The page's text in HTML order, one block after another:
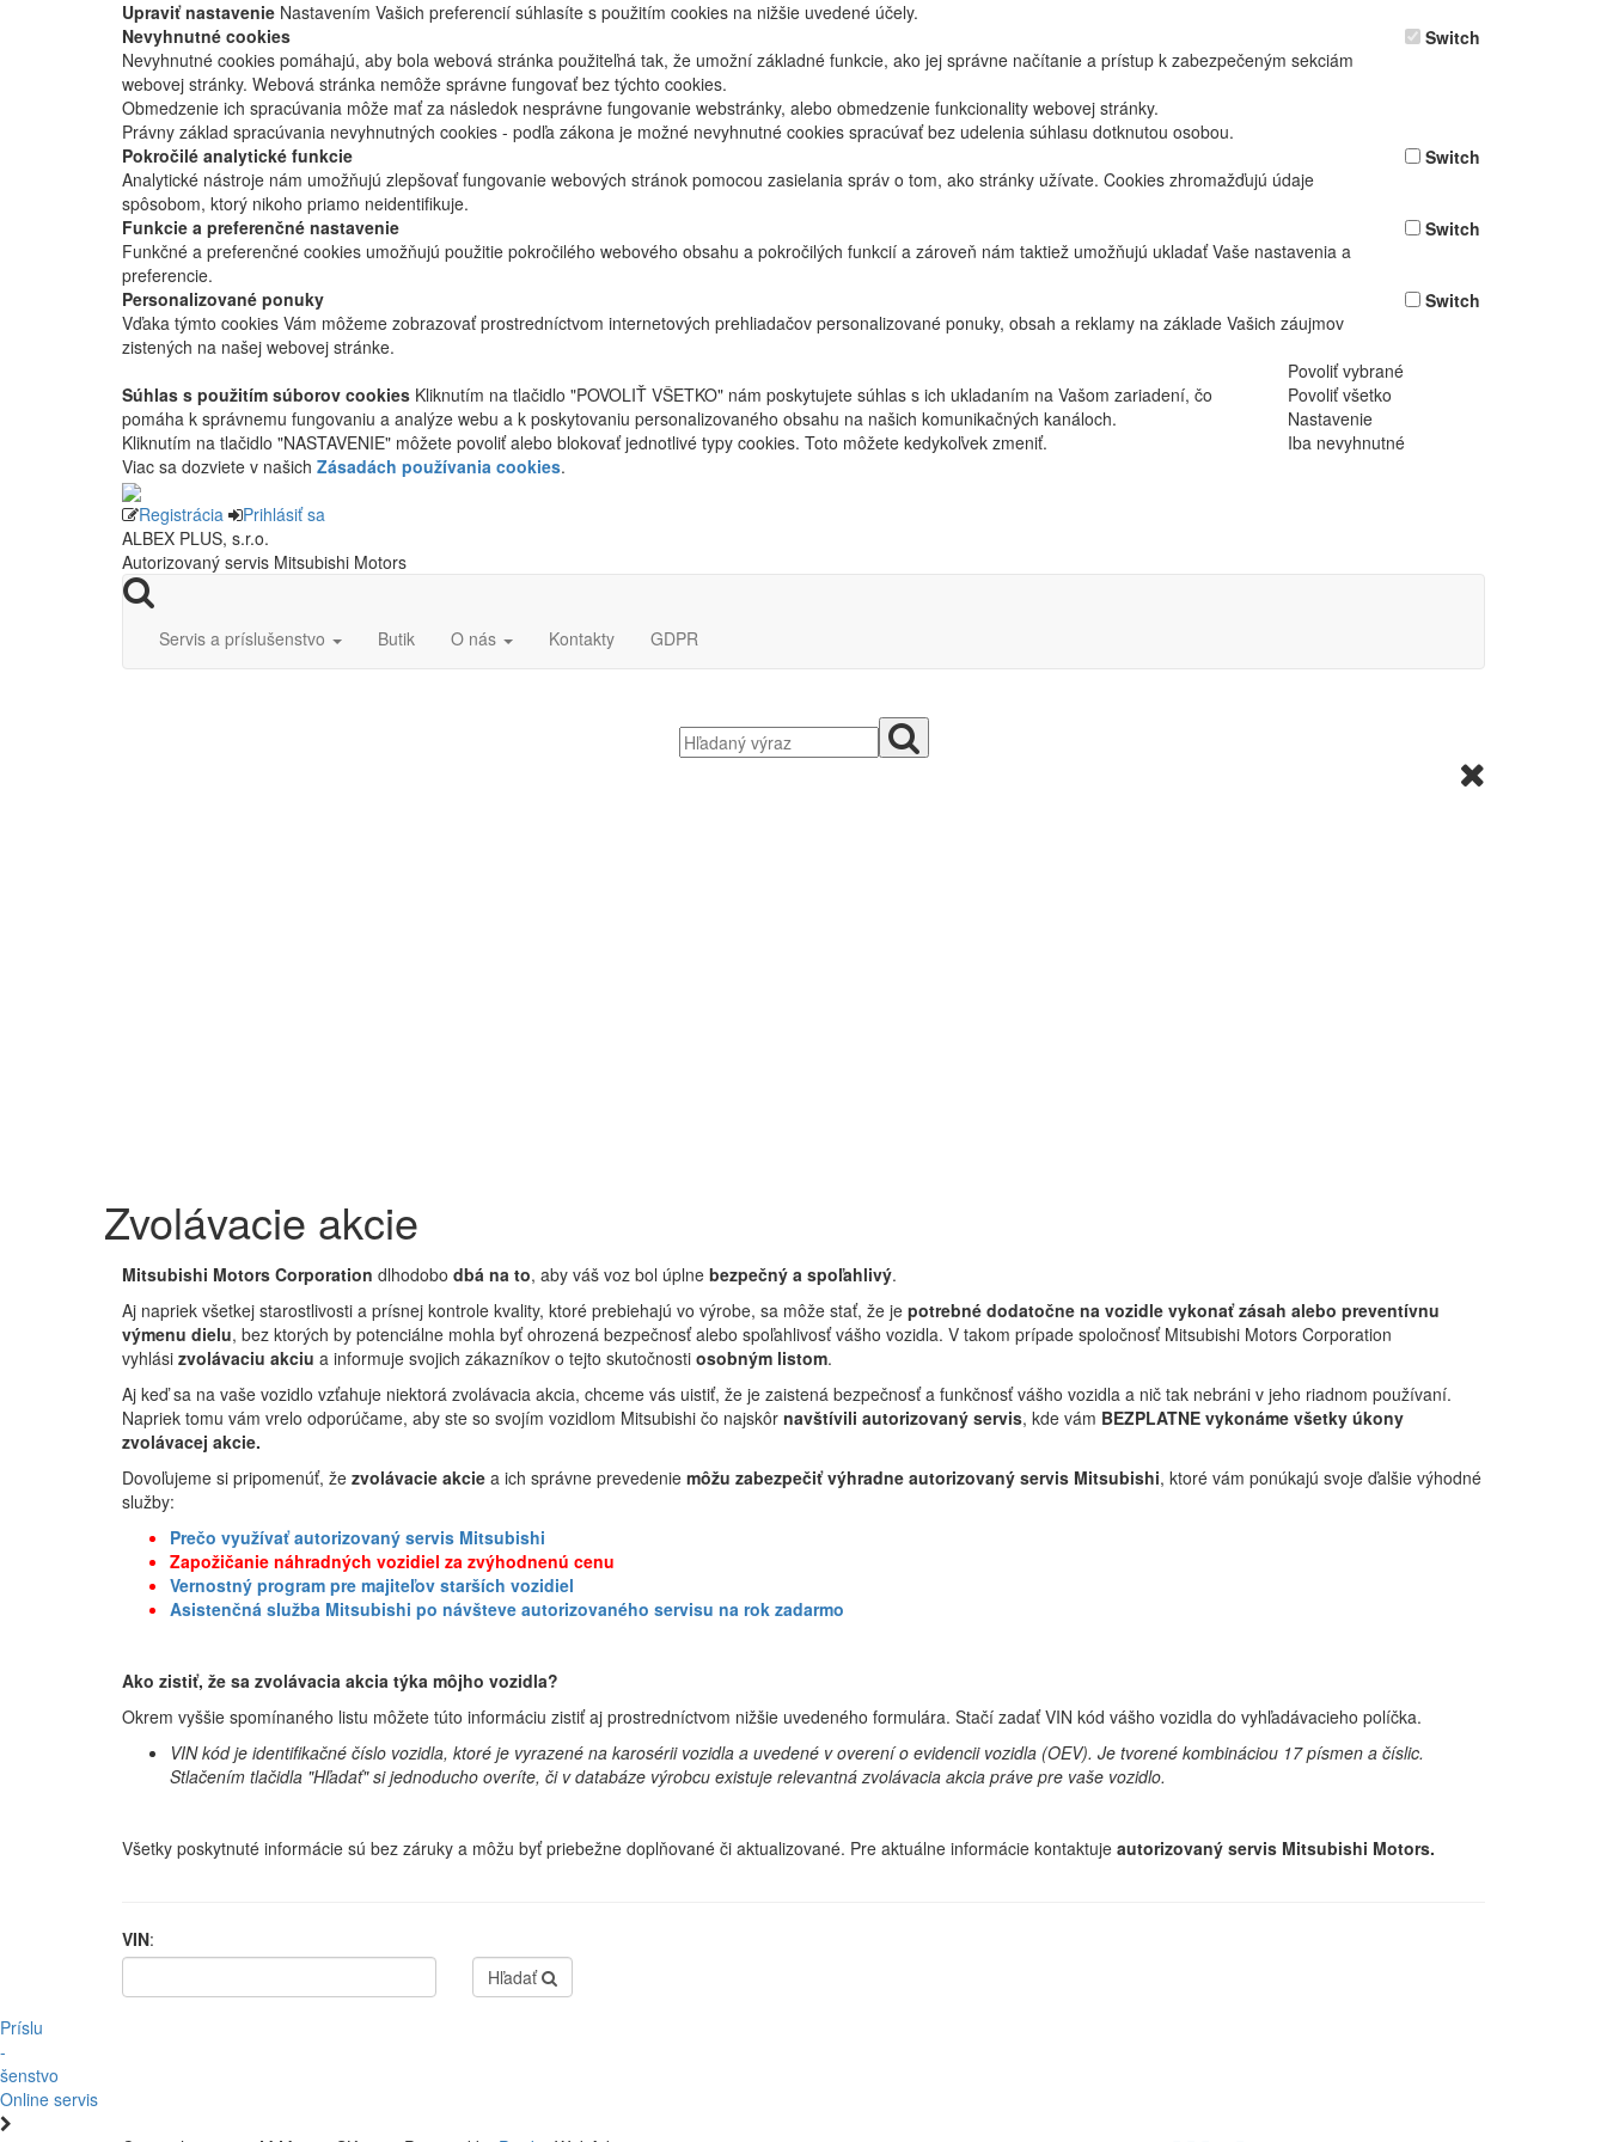
Upraviť nastavenie Nastavením Vašich preferencií súhlasíte s použitím cookies na nižšie uvedené účely.
Nevyhnutné cookies
Nevyhnutné cookies pomáhajú, aby bola webová stránka použiteľná tak, že umožní základné funkcie, ako jej správne načítanie a prístup k zabezpečeným sekciám
webovej stránky. Webová stránka nemôže správne fungovať bez týchto cookies.
Obmedzenie ich spracúvania môže mať za následok nesprávne fungovanie webstránky, alebo obmedzenie funkcionality webovej stránky.
Právny základ spracúvania nevyhnutných cookies - podľa zákona je možné nevyhnutné cookies spracúvať bez udelenia súhlasu dotknutou osobou.
Switch
Pokročilé analytické funkcie
Analytické nástroje nám umožňujú zlepšovať fungovanie webových stránok pomocou zasielania správ o tom, ako stránky užívate. Cookies zhromažďujú údaje
spôsobom, ktorý nikoho priamo neidentifikuje.
Switch
Funkcie a preferenčné nastavenie
Funkčné a preferenčné cookies umožňujú použitie pokročilého webového obsahu a pokročilých funkcií a zároveň nám taktiež umožňujú ukladať Vaše nastavenia a
preferencie.
Switch
Personalizované ponuky
Vďaka týmto cookies Vám môžeme zobrazovať prostredníctvom internetových prehliadačov personalizované ponuky, obsah a reklamy na základe Vašich záujmov
zistených na našej webovej stránke.
Switch
Povoliť vybrané
Súhlas s použitím súborov cookies Kliknutím na tlačidlo "POVOLIŤ VŠETKO" nám poskytujete súhlas s ich ukladaním na Vašom zariadení, čo
pomáha k správnemu fungovaniu a analýze webu a k poskytovaniu personalizovaného obsahu na našich komunikačných kanáloch.
Kliknutím na tlačidlo "NASTAVENIE" môžete povoliť alebo blokovať jednotlivé typy cookies. Toto môžete kedykoľvek zmeniť.
Viac sa dozviete v našich Zásadách používania cookies.
Povoliť všetko
Nastavenie
Iba nevyhnutné
Registrácia
Prihlásiť sa
ALBEX PLUS, s.r.o.
Autorizovaný servis Mitsubishi Motors
Servis a príslušenstvo Butik O nás Kontakty GDPR
Zvolávacie akcie
Mitsubishi Motors Corporation dlhodobo dbá na to, aby váš voz bol úplne bezpečný a spoľahlivý.
Aj napriek všetkej starostlivosti a prísnej kontrole kvality, ktoré prebiehajú vo výrobe, sa môže stať, že je potrebné dodatočne na vozidle vykonať zásah alebo preventívnu
výmenu dielu, bez ktorých by potenciálne mohla byť ohrozená bezpečnosť alebo spoľahlivosť vášho vozidla. V takom prípade spoločnosť Mitsubishi Motors Corporation
vyhlási zvolávaciu akciu a informuje svojich zákazníkov o tejto skutočnosti osobným listom.
Aj keď sa na vaše vozidlo vzťahuje niektorá zvolávacia akcia, chceme vás uistiť, že je zaistená bezpečnosť a funkčnosť vášho vozidla a nič tak nebráni v jeho riadnom používaní.
Napriek tomu vám vrelo odporúčame, aby ste so svojím vozidlom Mitsubishi čo najskôr navštívili autorizovaný servis, kde vám BEZPLATNE vykonáme všetky úkony
zvolávacej akcie.
Dovoľujeme si pripomenúť, že zvolávacie akcie a ich správne prevedenie môžu zabezpečiť výhradne autorizovaný servis Mitsubishi, ktoré vám ponúkajú svoje ďalšie výhodné
služby:
Prečo využívať autorizovaný servis Mitsubishi
Zapožičanie náhradných vozidiel za zvýhodnenú cenu
Vernostný program pre majiteľov starších vozidiel
Asistenčná služba Mitsubishi po návšteve autorizovaného servisu na rok zadarmo
Ako zistiť, že sa zvolávacia akcia týka môjho vozidla?
Okrem vyššie spomínaného listu môžete túto informáciu zistiť aj prostredníctvom nižšie uvedeného formulára. Stačí zadať VIN kód vášho vozidla do vyhľadávacieho políčka.
VIN kód je identifikačné číslo vozidla, ktoré je vyrazené na karosérii vozidla a uvedené v overení o evidencii vozidla (OEV). Je tvorené kombináciou 17 písmen a číslic.
Stlačením tlačidla "Hľadať" si jednoducho overíte, či v databáze výrobcu existuje relevantná zvolávacia akcia práve pre vaše vozidlo.
Všetky poskytnuté informácie sú bez záruky a môžu byť priebežne doplňované či aktualizované. Pre aktuálne informácie kontaktuje autorizovaný servis Mitsubishi Motors.
VIN:
Hľadať
Príslu
-
šenstvo
Online servis